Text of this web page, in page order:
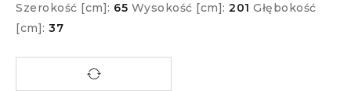
Szerokość [cm]: 65 Wysokość [cm]: 201 Głębokość
[cm]: 37